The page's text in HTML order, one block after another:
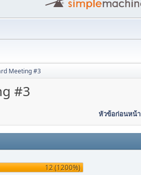
Meeting #3
#3
หัวข้อก่อนหน้า
12 (1200%)